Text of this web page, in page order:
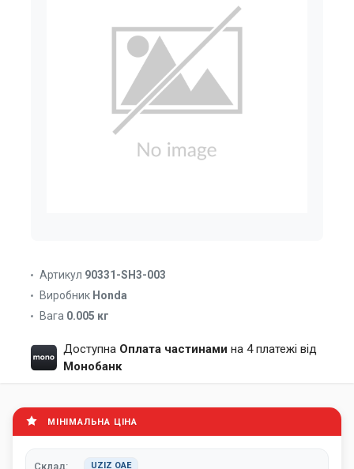
Артикул 90331-SH3-003
Виробник Honda
Вага 0.005 кг
Доступна Оплата частинами на 4 платежі від
Монобанк
МІНІМАЛЬНА ЦІНА
Склад: UZIZ ОАЕ